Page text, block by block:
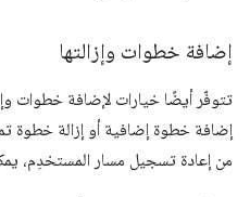
إضافة خطوات وإزالتها
تتوفّر أيضًا خيارات لإضافة خطوات
إضافة خطوة إضافية أو إزالة خطوة
من إعادة تسجيل مسار المستخدِم،